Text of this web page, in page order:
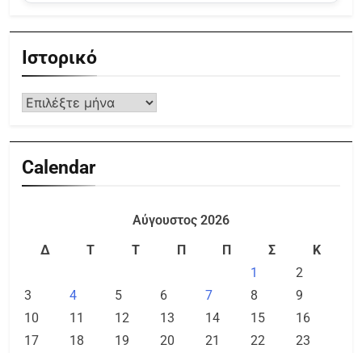
Ιστορικό
Calendar
Αύγουστος 2026
Δ
Τ Τ Π Π Σ
Κ
1
2
3
4 5 6 7 8
9
10
11 12 13 14 15
16
17
18 19 20 21 22
23